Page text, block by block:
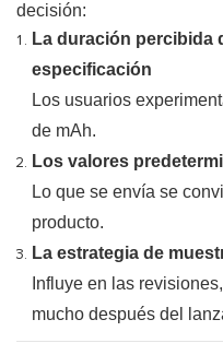
decisión:
La duración percibida
especificación
Los usuarios
de mAh.
Los valores
Lo que se envía se
producto.
La estrategia de
Influye en las
mucho después del